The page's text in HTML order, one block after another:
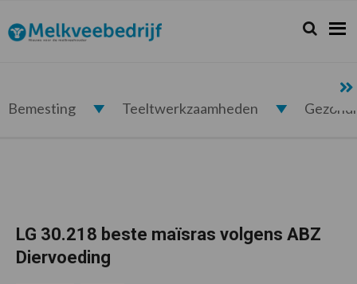
de
hoofdnavigatie
de
hoofd
de
eerste
de
voettekst
Melkveebedrijf.nl Zoeken...
Zoek
Bemesting Teeltwerkzaamheden
LG 30.218 beste maïsras volgens ABZ
Diervoeding